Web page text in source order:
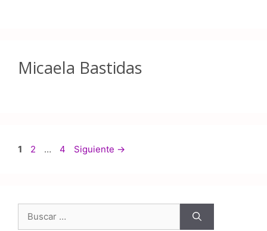
Micaela Bastidas
1 2 … 4 Siguiente →